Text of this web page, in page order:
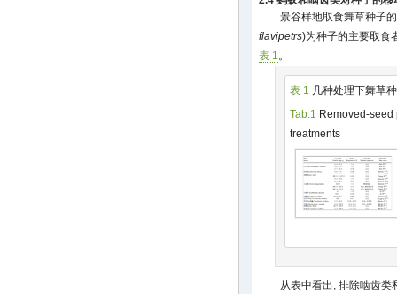
景谷样地取食舞草种子
flavipetrs)为种子的主要取食
表 1。
表 1 几种处理下舞草
Tab.1 Removed-
treatments
从表中看出, 排除啮齿类